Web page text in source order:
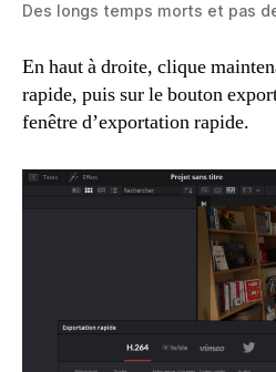
Des longs temps morts et pas
En haut à droite, clique
rapide, puis sur le bouton
fenêtre d’exportation rapide.